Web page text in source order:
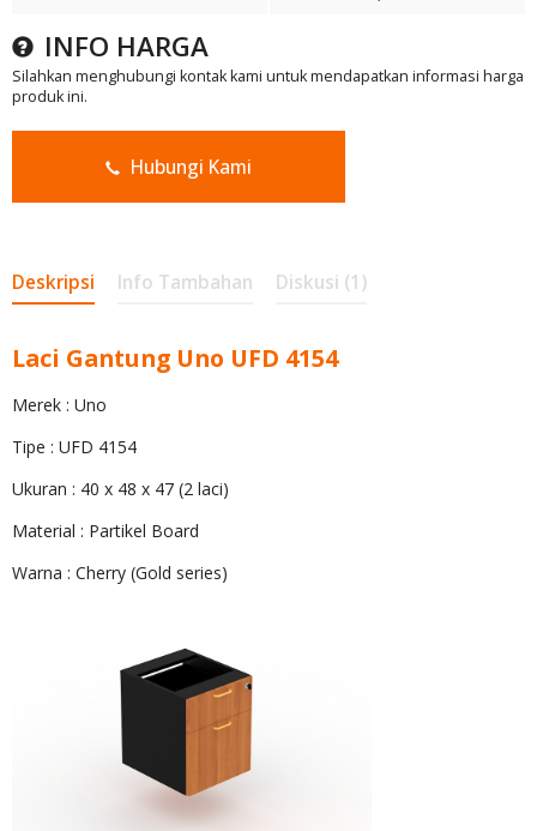
INFO HARGA
Silahkan menghubungi kontak kami untuk mendapatkan informasi harga
produk ini.
Hubungi Kami
Deskripsi Info Tambahan Diskusi (1)
Laci Gantung Uno UFD 4154
Merek : Uno
Tipe : UFD 4154
Ukuran : 40 x 48 x 47 (2 laci)
Material : Partikel Board
Warna : Cherry (Gold series)